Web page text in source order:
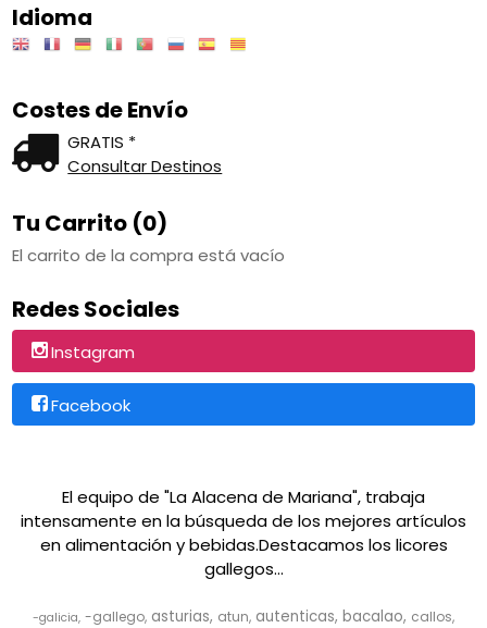
Idioma
Costes de Envío
GRATIS *
Consultar Destinos
Tu Carrito (0)
El carrito de la compra está vacío
Redes Sociales
Instagram
Facebook
El equipo de "La Alacena de Mariana", trabaja
intensamente en la búsqueda de los mejores artículos
en alimentación y bebidas.Destacamos los licores
gallegos...
-galicia -gallego asturias atun autenticas bacalao callos